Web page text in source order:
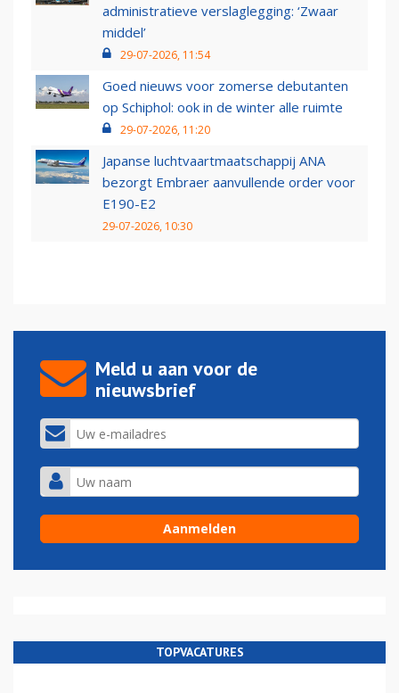
administratieve verslaglegging: ‘Zwaar
middel’
29-07-2026, 11:54
Goed nieuws voor zomerse debutanten
op Schiphol: ook in de winter alle ruimte
29-07-2026, 11:20
Japanse luchtvaartmaatschappij ANA
bezorgt Embraer aanvullende order voor
E190-E2
29-07-2026, 10:30
Meld u aan voor de
nieuwsbrief
TOPVACATURES